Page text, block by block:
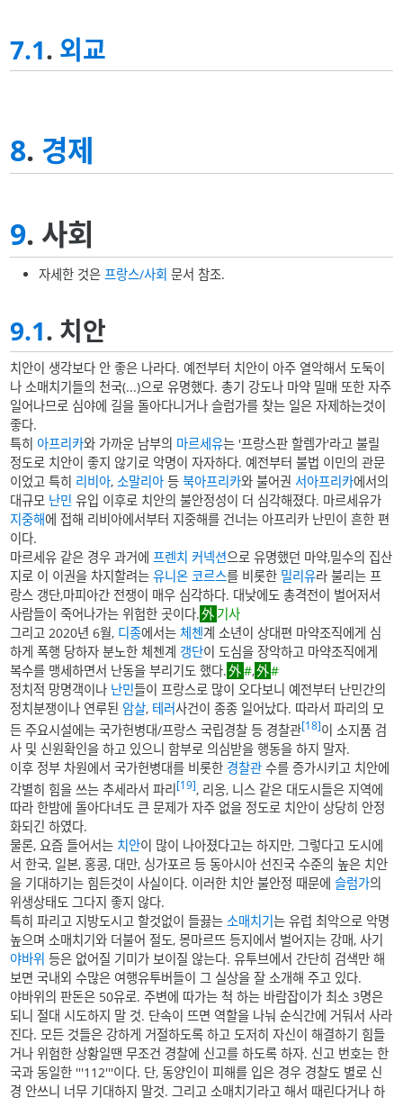
7.1. 외교
8. 경제
9. 사회
자세한 것은 프랑스/사회 문서 참조.
9.1. 치안
치안이 생각보다 안 좋은 나라다. 예전부터 치안이 아주 열악해서 도둑이
나 소매치기들의 천국(...)으로 유명했다. 총기 강도나 마약 밀매 또한 자주
일어나므로 심야에 길을 돌아다니거나 슬럼가를 찾는 일은 자제하는것이
좋다.
특히 아프리카와 가까운 남부의 마르세유는 '프랑스판 할렘가'라고 불릴
정도로 치안이 좋지 않기로 악명이 자자하다. 예전부터 불법 이민의 관문
이었고 특히 리비아,소말리아 등북아프리카와 불어권서아프리카에서의
대규모 난민 유입 이후로 치안의 불안정성이 더 심각해졌다. 마르세유가
지중해에 접해 리비아에서부터 지중해를 건너는 아프리카 난민이 흔한 편
이다.
마르세유 같은 경우 과거에프렌치 커넥션으로 유명했던 마약,밀수의 집산
지로 이 이권을 차지할려는유니온 코르스를 비롯한 밀리유라 불리는 프
랑스 갱단,마피아간 전쟁이 매우 심각하다. 대낮에도 총격전이 벌어저서
사람들이 죽어나가는 위험한 곳이다.
기사
그리고 2020년 6월, 디종에서는체첸계 소년이 상대편 마약조직에게 심
하게 폭행 당하자 분노한 체첸계 갱단이 도심을 장악하고 마약조직에게
복수를 맹세하면서 난동을 부리기도 했다.
#,
#
정치적 망명객이나 난민들이 프랑스로 많이 오다보니 예전부터 난민간의
정치분쟁이나 연루된 암살, 테러사건이 종종 일어났다. 따라서 파리의 모
든 주요시설에는 국가헌병대/프랑스 국립경찰 등 경찰관[18]이 소지품 검
사 및 신원확인을 하고 있으니 함부로 의심받을 행동을 하지 말자.
이후 정부 차원에서 국가헌병대를 비롯한 경찰관 수를 증가시키고 치안에
각별히 힘을 쓰는 추세라서 파리[19], 리옹, 니스 같은 대도시들은 지역에
따라 한밤에 돌아다녀도 큰 문제가 자주 없을 정도로 치안이 상당히 안정
화되긴 하였다.
물론, 요즘 들어서는 치안이 많이 나아졌다고는 하지만, 그렇다고 도시에
서 한국, 일본, 홍콩, 대만, 싱가포르 등 동아시아 선진국 수준의 높은 치안
을 기대하기는 힘든것이 사실이다. 이러한 치안 불안정 때문에슬럼가의
위생상태도 그다지 좋지 않다.
특히 파리고 지방도시고 할것없이 들끓는소매치기는 유럽 최악으로 악명
높으며 소매치기와 더불어 절도, 몽마르뜨 등지에서 벌어지는 강매, 사기
야바위 등은 없어질 기미가 보이질 않는다. 유투브에서 간단히 검색만 해
보면 국내외 수많은 여행유투버들이 그 실상을 잘 소개해 주고 있다.
야바위의 판돈은 50유로. 주변에 따가는 척 하는 바람잡이가 최소 3명은
되니 절대 시도하지 말 것. 단속이 뜨면 역할을 나눠 순식간에 거둬서 사라
진다. 모든 것들은 강하게 거절하도록 하고 도저히 자신이 해결하기 힘들
거나 위험한 상황일땐 무조건 경찰에 신고를 하도록 하자. 신고 번호는 한
국과 동일한 '''112'''이다. 단, 동양인이 피해를 입은 경우 경찰도 별로 신
경 안쓰니 너무 기대하지 말것. 그리고 소매치기라고 해서 때린다거나 하